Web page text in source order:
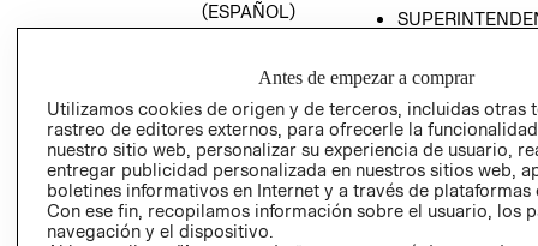
(ESPAÑOL)
TRANSPARENCIA
PETICIONES
QUEJAS Y
RECLAMOS
Antes de empezar a comprar
Utilizamos cookies de origen y de terceros, incluidas otras
rastreo de editores externos, para ofrecerle la
nuestro sitio web, personalizar su experiencia de usuario,
entregar publicidad personalizada en nuestros sitios web,
boletines informativos en Internet y a través de plataformas
Con ese fin, recopilamos información sobre el usuario, los
navegación y el dispositivo.